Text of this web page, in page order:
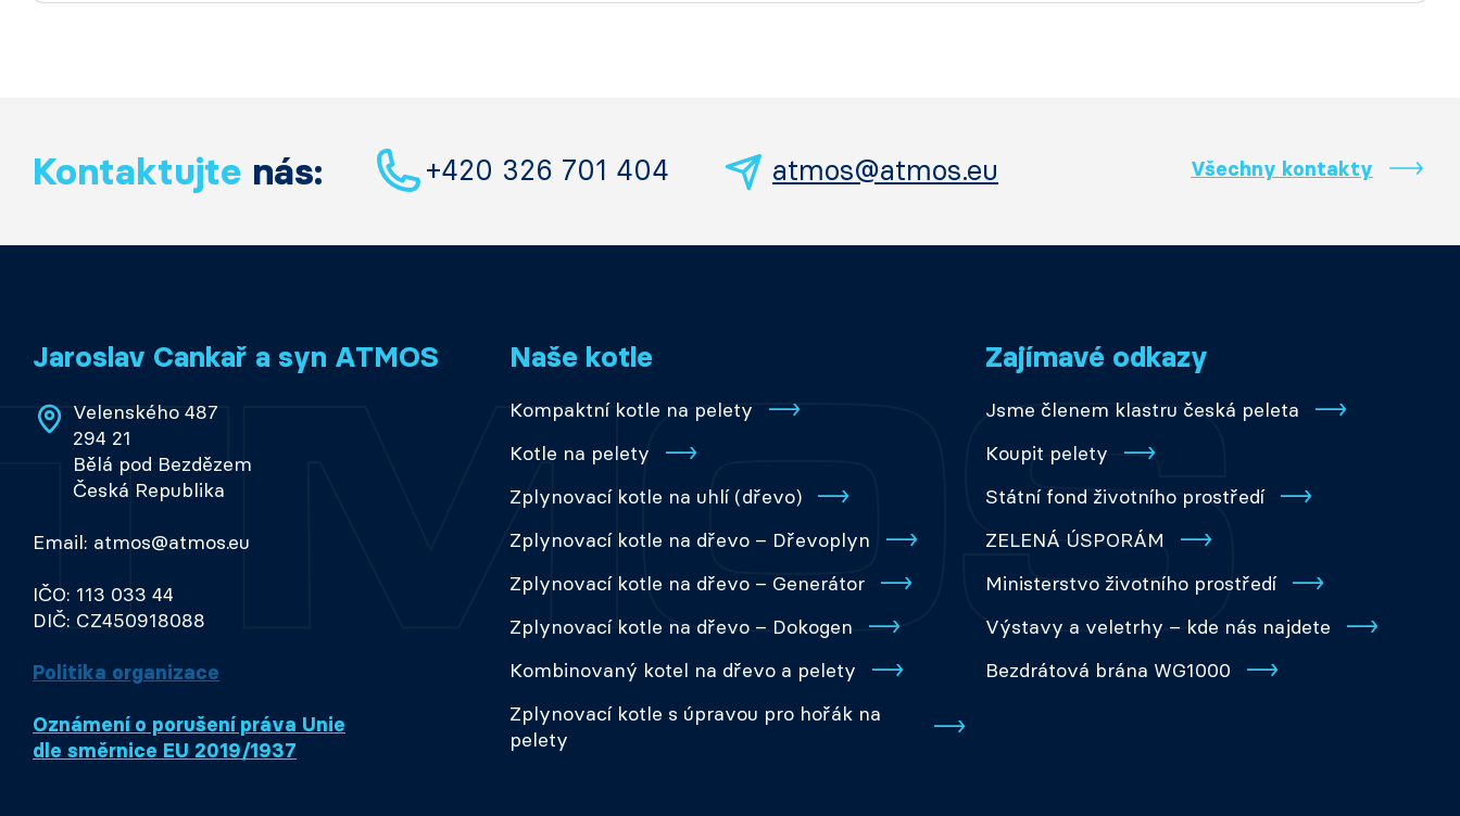
Kontaktujte nás: +420 326 701 404 atmos@atmos.eu Všechny kontakty
Jaroslav Cankař a syn ATMOS
Velenského 487
294 21
Bělá pod Bezdězem
Česká Republika
Email: atmos@atmos.eu
IČO: 113 033 44
DIČ: CZ450918088
Politika organizace
Oznámení o porušení práva Unie
dle směrnice EU 2019/1937
Naše kotle
Kompaktní kotle na pelety
Kotle na pelety
Zplynovací kotle na uhlí (dřevo)
Zplynovací kotle na dřevo – Dřevoplyn
Zplynovací kotle na dřevo – Generátor
Zplynovací kotle na dřevo – Dokogen
Kombinovaný kotel na dřevo a pelety
Zplynovací kotle s úpravou pro hořák na
pelety
Zajímavé odkazy
Jsme členem klastru česká peleta
Koupit pelety
Státní fond životního prostředí
ZELENÁ ÚSPORÁM
Ministerstvo životního prostředí
Výstavy a veletrhy – kde nás najdete
Bezdrátová brána WG1000